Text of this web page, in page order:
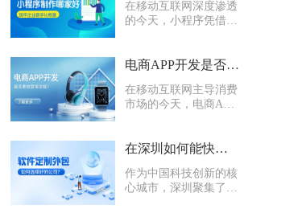
在移动互联网深度渗透
的今天，小程序凭借轻
打通线上渠道、沉淀私
论是初创商户还是成熟
企业，都纷纷布局小程
电商APP开发是否要多做营销功能
在移动互联网主导消费
市场的今天，电商APP
体。不少企业在开发电
个两难困境：电商APP
开发是否要多做营销功
在深圳如何能快速找到一家优质的软件定制外包公司
作为中国科技创新的核
心城市，深圳聚集了海